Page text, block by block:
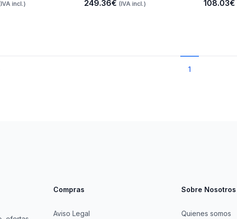
incl.) 249.36€ (IVA incl.) 108.03€
1
Compras
Aviso Legal
Sobre Nosotros
Quienes somos